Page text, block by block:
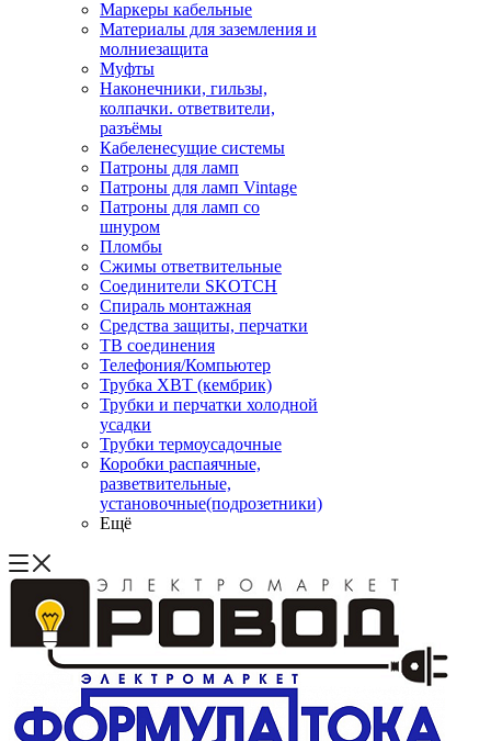
Маркеры кабельные
Материалы для заземления и
молниезащита
Муфты
Наконечники, гильзы,
колпачки. ответвители,
разъёмы
Кабеленесущие системы
Патроны для ламп
Патроны для ламп Vintage
Патроны для ламп со
шнуром
Пломбы
Сжимы ответвительные
Соединители SKOTCH
Спираль монтажная
Средства защиты, перчатки
ТВ соединения
Телефония/Компьютер
Трубка ХВТ (кембрик)
Трубки и перчатки холодной
усадки
Трубки термоусадочные
Коробки распаячные,
разветвительные,
установочные(подрозетники)
Ещё